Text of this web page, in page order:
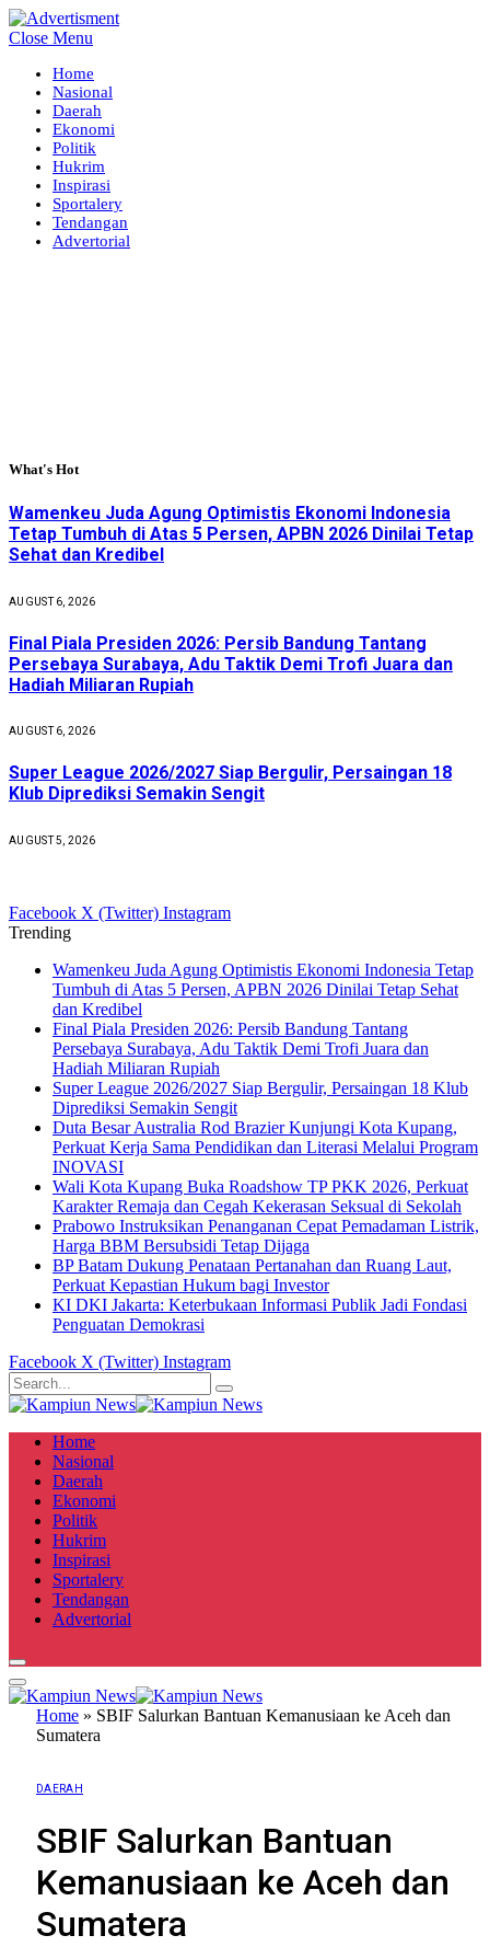
Close Menu
Home
Nasional
Daerah
Ekonomi
Politik
Hukrim
Inspirasi
Sportalery
Tendangan
Advertorial
What's Hot
Wamenkeu Juda Agung Optimistis Ekonomi Indonesia
Tetap Tumbuh di Atas 5 Persen, APBN 2026 Dinilai Tetap
Sehat dan Kredibel
AUGUST 6, 2026
Final Piala Presiden 2026: Persib Bandung Tantang
Persebaya Surabaya, Adu Taktik Demi Trofi Juara dan
Hadiah Miliaran Rupiah
AUGUST 6, 2026
Super League 2026/2027 Siap Bergulir, Persaingan 18
Klub Diprediksi Semakin Sengit
AUGUST 5, 2026
Facebook X (Twitter) Instagram
Trending
Wamenkeu Juda Agung Optimistis Ekonomi Indonesia Tetap
Tumbuh di Atas 5 Persen, APBN 2026 Dinilai Tetap Sehat
dan Kredibel
Final Piala Presiden 2026: Persib Bandung Tantang
Persebaya Surabaya, Adu Taktik Demi Trofi Juara dan
Hadiah Miliaran Rupiah
Super League 2026/2027 Siap Bergulir, Persaingan 18 Klub
Diprediksi Semakin Sengit
Duta Besar Australia Rod Brazier Kunjungi Kota Kupang,
Perkuat Kerja Sama Pendidikan dan Literasi Melalui Program
INOVASI
Wali Kota Kupang Buka Roadshow TP PKK 2026, Perkuat
Karakter Remaja dan Cegah Kekerasan Seksual di Sekolah
Prabowo Instruksikan Penanganan Cepat Pemadaman Listrik,
Harga BBM Bersubsidi Tetap Dijaga
BP Batam Dukung Penataan Pertanahan dan Ruang Laut,
Perkuat Kepastian Hukum bagi Investor
KI DKI Jakarta: Keterbukaan Informasi Publik Jadi Fondasi
Penguatan Demokrasi
Facebook X (Twitter) Instagram
Home
Nasional
Daerah
Ekonomi
Politik
Hukrim
Inspirasi
Sportalery
Tendangan
Advertorial
Home » SBIF Salurkan Bantuan Kemanusiaan ke Aceh dan
Sumatera
DAERAH
SBIF Salurkan Bantuan
Kemanusiaan ke Aceh dan
Sumatera